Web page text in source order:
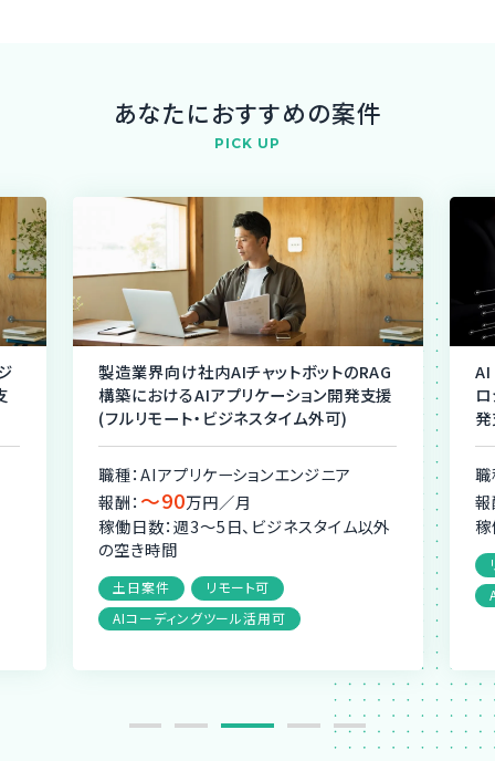
あなたにおすすめの案件
PICK UP
製造業界向け社内AIチャットボットのRAG
構築におけるAIアプリケーション開発支援
(フルリモート・ビジネスタイム外可)
職種：AIアプリケーションエンジニア
報酬： 〜90万円／月
稼働日数：週3〜5日、ビジネスタイム以外
の空き時間
土日案件
リモート可
AIコーディングツール活用可
AI
職
報